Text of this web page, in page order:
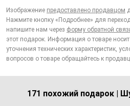
Изображение предоставлено продавцом
Нажмите кнопку «Подробнее» для
напишите нам через форму обратной
этот подарок. Информация о товаре
уточнения технических характеристик,
вопросов о товаре обращайтесь к
171 похожий подарок |